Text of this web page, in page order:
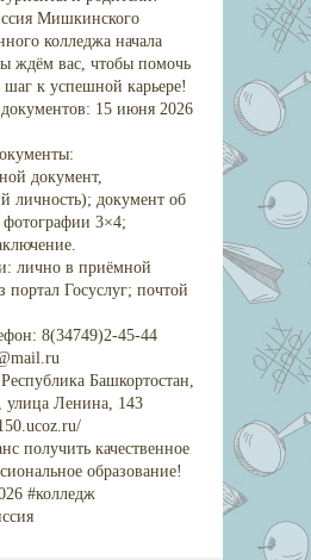
Мишкинского
колледжа начала
ждём вас, чтобы помочь
шаг к успешной карьере!
15 июня 2026
документ,
личность); документ об
3×4;
лично в приёмной
портал Госуслуг; почтой
8(34749)2-45-44
Башкортостан,
Ленина, 143
получить качественное
образование!
#колледж